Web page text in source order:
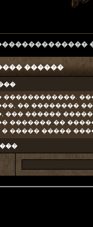
������
������������.
�� ��������
��� ������
������� ��
����� �����